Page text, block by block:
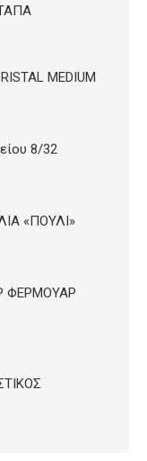
MEDIUM
8/32
«ΠΟΥΛΙ»
ΦΕΡΜΟΥΑΡ